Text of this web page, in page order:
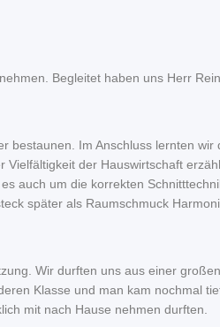
Begleitet haben uns Herr
bestaunen. Im Anschluss lernten wir
der Hauswirtschaft
auch um die korrekten
später als Raumschmuck
Wir durften uns aus einer
Klasse und man kam nochmal
mit nach Hause nehmen durften.